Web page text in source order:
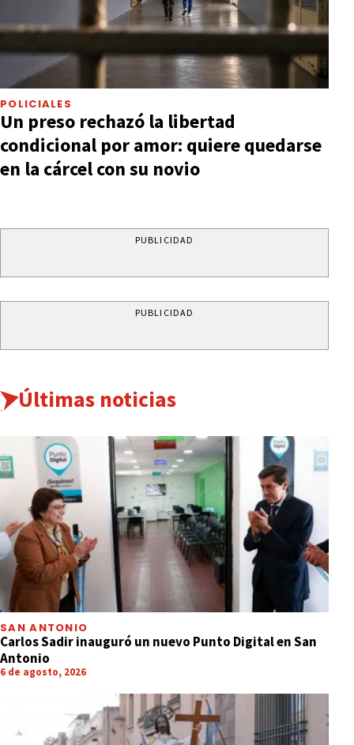
POLICIALES
Un preso rechazó la libertad
condicional por amor: quiere quedarse
en la cárcel con su novio
PUBLICIDAD
PUBLICIDAD
Últimas noticias
SAN ANTONIO
Carlos Sadir inauguró un nuevo Punto Digital en San
Antonio
6 de agosto, 2026